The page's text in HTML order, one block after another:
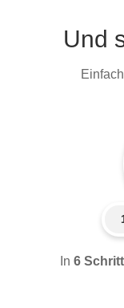
Und
In 6